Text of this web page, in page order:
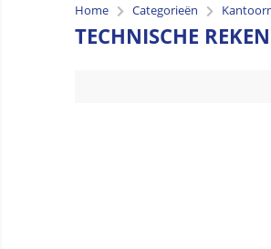
Home Categorieën
TECHNISCHE